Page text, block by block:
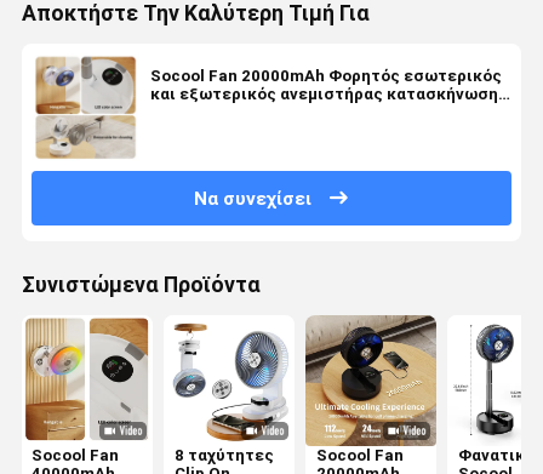
Αποκτήστε Την Καλύτερη Τιμή Για
Socool Fan 20000mAh Φορητός εσωτερικός
και εξωτερικός ανεμιστήρας κατασκήνωσης
Να συνεχίσει
Συνιστώμενα Προϊόντα
Socool Fan
8 ταχύτητες
Socool Fan
Φανατικός